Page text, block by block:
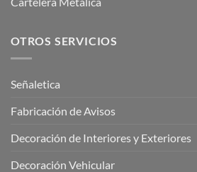
OTROS SERVICIOS
Señaletica
Fabricación de Avisos
Decoración de Interiores y Exteriores
Decoración Vehicular